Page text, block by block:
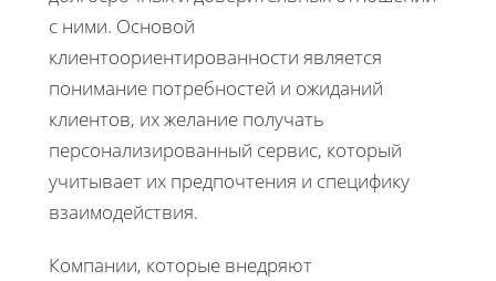
с ними. Основой
клиентоориентированности является
понимание потребностей и ожиданий
клиентов, их желание получать
персонализированный сервис, который
учитывает их предпочтения и специфику
взаимодействия.
Компании, которые внедряют